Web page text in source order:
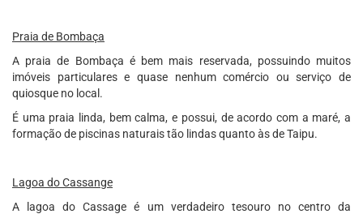
Praia de Bombaça
A praia de Bombaça é bem mais reservada, possuindo muitos
imóveis particulares e quase nenhum comércio ou serviço de
quiosque no local.
É uma praia linda, bem calma, e possui, de acordo com a maré, a
formação de piscinas naturais tão lindas quanto às de Taipu.
Lagoa do Cassange
A lagoa do Cassage é um verdadeiro tesouro no centro da